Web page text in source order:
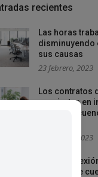
recientes
Las horas
disminuyendo
sus causas
23 febrero, 2023
Los contratos
convierten en
mayor
16 febrero, 2023
La
laboral que